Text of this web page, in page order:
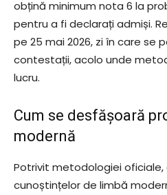
obțină minimum nota 6 la
pentru a fi declarați admiși.
pe 25 mai 2026, zi în care se
contestații, acolo unde
lucru.
Cum se desfășoară
modernă
Potrivit metodologiei
cunoștințelor de limbă